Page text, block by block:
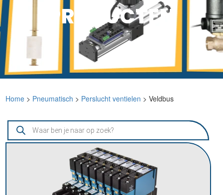
PRODUCTEN
Home> Pneumatisch > Perslucht ventielen > Veldbus